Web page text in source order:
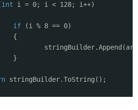
int
i = 0; i < 128; i++)
if
(i % 8 == 0)
{
}
stringBuilder.ToString();